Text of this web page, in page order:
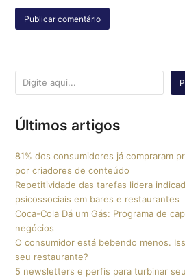
Últimos artigos
81% dos consumidores já compraram
por criadores de conteúdo
Repetitividade das tarefas lidera
psicossociais em bares e restaurantes
Coca-Cola Dá um Gás: Programa de
negócios
O consumidor está bebendo menos.
seu restaurante?
5 newsletters e perfis para turbinar